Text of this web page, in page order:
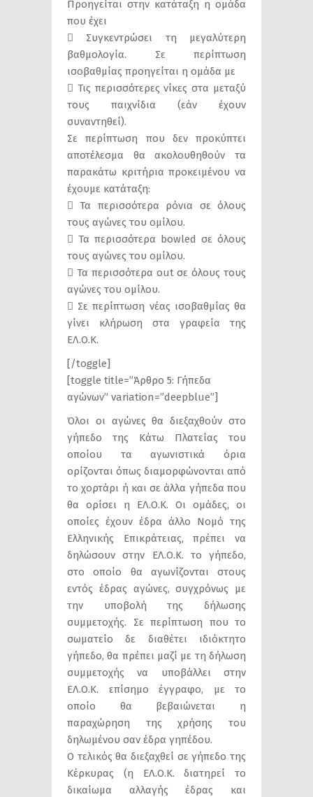
Προηγείται στην κατάταξη η ομάδα
που έχει
 Συγκεντρώσει τη μεγαλύτερη
βαθμολογία. Σε περίπτωση
ισοβαθμίας προηγείται η ομάδα με
 Τις περισσότερες νίκες στα μεταξύ
τους παιχνίδια (εάν έχουν
συναντηθεί).
Σε περίπτωση που δεν προκύπτει
αποτέλεσμα θα ακολουθηθούν τα
παρακάτω κριτήρια προκειμένου να
έχουμε κατάταξη:
 Τα περισσότερα ρόνια σε όλους
τους αγώνες του ομίλου.
 Τα περισσότερα bowled σε όλους
τους αγώνες του ομίλου.
 Τα περισσότερα out σε όλους τους
αγώνες του ομίλου.
 Σε περίπτωση νέας ισοβαθμίας θα
γίνει κλήρωση στα γραφεία της
ΕΛ.Ο.Κ.
[/toggle]
[toggle title=”Άρθρο 5: Γήπεδα
αγώνων” variation=”deepblue”]
Όλοι οι αγώνες θα διεξαχθούν στο
γήπεδο της Κάτω Πλατείας του
οποίου τα αγωνιστικά όρια
ορίζονται όπως διαμορφώνονται από
το χορτάρι ή και σε άλλα γήπεδα που
θα ορίσει η ΕΛ.Ο.Κ. Οι ομάδες, οι
οποίες έχουν έδρα άλλο Νομό της
Ελληνικής Επικράτειας, πρέπει να
δηλώσουν στην ΕΛ.Ο.Κ. το γήπεδο,
στο οποίο θα αγωνίζονται στους
εντός έδρας αγώνες, συγχρόνως με
την υποβολή της δήλωσης
συμμετοχής. Σε περίπτωση που το
σωματείο δε διαθέτει ιδιόκτητο
γήπεδο, θα πρέπει μαζί με τη δήλωση
συμμετοχής να υποβάλλει στην
ΕΛ.Ο.Κ. επίσημο έγγραφο, με το
οποίο θα βεβαιώνεται η
παραχώρηση της χρήσης του
δηλωμένου σαν έδρα γηπέδου.
Ο τελικός θα διεξαχθεί σε γήπεδο της
Κέρκυρας (η ΕΛ.Ο.Κ. διατηρεί το
δικαίωμα αλλαγής έδρας και